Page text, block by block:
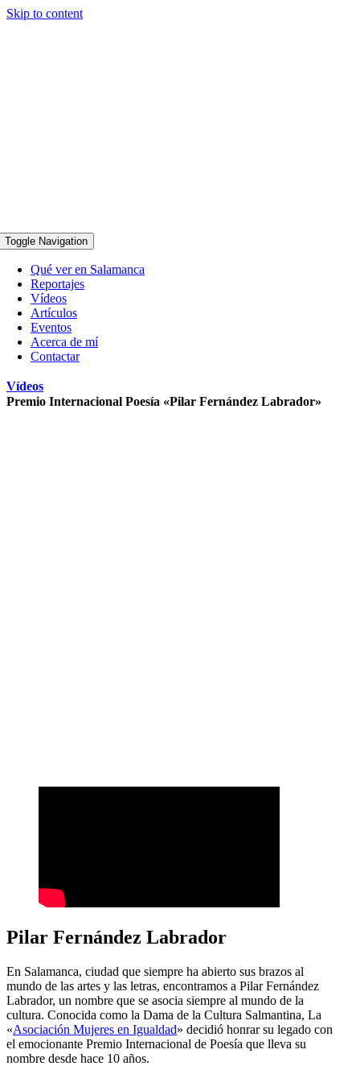
Skip to content
Toggle Navigation
Qué ver en Salamanca
Reportajes
Vídeos
Artículos
Eventos
Acerca de mí
Contactar
Vídeos
Premio Internacional Poesía «Pilar Fernández Labrador»
Pilar Fernández Labrador
En Salamanca, ciudad que siempre ha abierto sus brazos al
mundo de las artes y las letras, encontramos a Pilar Fernández
Labrador, un nombre que se asocia siempre al mundo de la
cultura. Conocida como la Dama de la Cultura Salmantina, La
«Asociación Mujeres en Igualdad» decidió honrar su legado con
el emocionante Premio Internacional de Poesía que lleva su
nombre desde hace 10 años.